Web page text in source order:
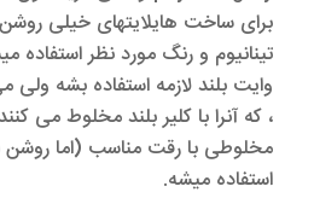
برای ساخت هایلایتهای خیلی
تینانیوم و رنگ مورد نظر استفاده
وایت بلند لازمه استفاده بشه ولی
، که آنرا با کلیر بلند مخلوط می
مخلوطی با رقت مناسب (اما روشن
استفاده میشه.